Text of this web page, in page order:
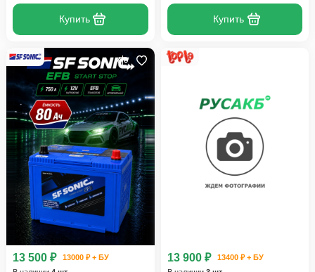
Купить Купить
13 500 ₽
13000 ₽ + БУ
13 900 ₽
13400 ₽ + БУ